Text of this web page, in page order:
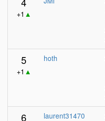
+1 ▲
5
+1 ▲
hoth
6 laurent31470